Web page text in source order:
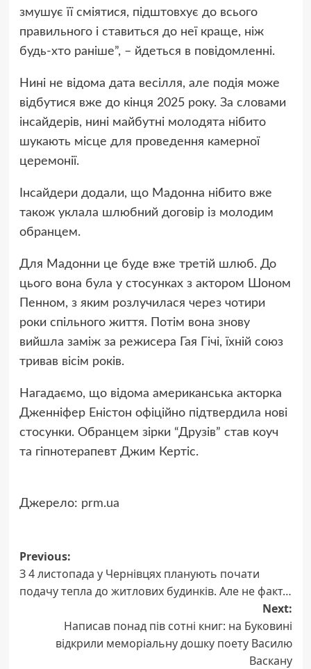
змушує її сміятися, підштовхує до всього
правильного і ставиться до неї краще, ніж
будь-хто раніше”, – йдеться в повідомленні.
Нині не відома дата весілля, але подія може
відбутися вже до кінця 2025 року. За словами
інсайдерів, нині майбутні молодята нібито
шукають місце для проведення камерної
церемонії.
Інсайдери додали, що Мадонна нібито вже
також уклала шлюбний договір із молодим
обранцем.
Для Мадонни це буде вже третій шлюб. До
цього вона була у стосунках з актором Шоном
Пенном, з яким розлучилася через чотири
роки спільного життя. Потім вона знову
вийшла заміж за режисера Гая Гічі, їхній союз
тривав вісім років.
Нагадаємо, що відома американська акторка
Дженніфер Еністон офіційно підтвердила нові
стосунки. Обранцем зірки “Друзів” став коуч
та гіпнотерапевт Джим Кертіс.
Джерело: prm.ua
Post
navigation
Previous:
З 4 листопада у Чернівцях планують почати
подачу тепла до житлових будинків. Але не факт…
Next:
Написав понад пів сотні книг: на Буковині
відкрили меморіальну дошку поету Василю
Васкану